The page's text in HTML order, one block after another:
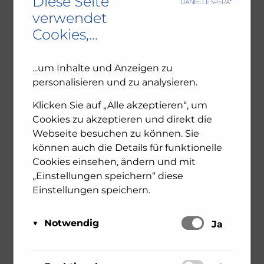
SUCHEN
NEUESTE BEITRÄGE
Ambivalenz in den jüdischen Gemeinden – NU102
ORF-III-Dokumentation „Das jüdische Wien“
verwendet
Cookies,...
...um Inhalte und Anzeigen zu
personalisieren und zu analysieren.
Klicken Sie auf „Alle akzeptieren“, um
Cookies zu akzeptieren und direkt die
Webseite besuchen zu können. Sie
können auch die Details für funktionelle
Cookies einsehen, ändern und mit
„Einstellungen speichern“ diese
Einstellungen speichern.
Notwendig Schalten
Ja
Diese Cookies sind für das Funktionieren der